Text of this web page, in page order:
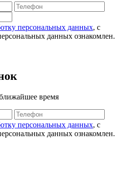
персональных данных, с
данных ознакомлен.
время
персональных данных, с
данных ознакомлен.